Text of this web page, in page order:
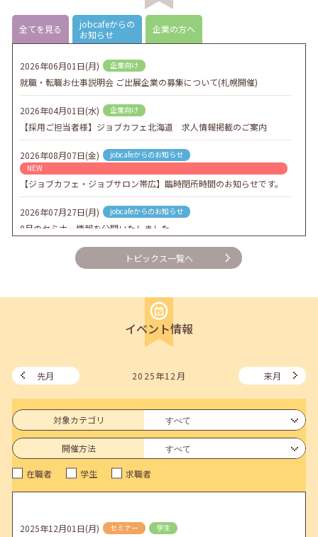
全てを見る
jobcafeからの
お知らせ
企業の方へ
2026年06月01日(月) 企業向け
就職・転職お仕事説明会 ご出展企業の募集について(札幌開催)
2026年04月01日(水) 企業向け
【採用ご担当者様】ジョブカフェ北海道 求人情報掲載のご案内
2026年08月07日(金)
jobcafeからのお知らせ
NEW
【ジョブカフェ・ジョブサロン帯広】臨時閉所時間のお知らせです。
2026年07月27日(月) jobcafeからのお知らせ
8月のセミナー情報を公開いたしました。
2026年07月01日(水) 企業向け
企業様向けセミナー「現場を巻き込む！人事のための『越境人材育
jobcafeからのお知らせ
7月のセミナー情報を公開いたしました。
メールカウンセリング、就職決定報告フォーム復旧いたしました。
2026年05月25日(月) jobcafeからのお知らせ
6月のセミナー情報を公開いたしました。
2026年05月01日(金) jobcafeからのお知らせ
連休前後（ゴールデンウィーク）のメールキャリア・アドバイス対応
についてのお知らせ
トピックス一覧へ
イベント情報
先月 2025年12月 来月
対象カテゴリ
開催方法
在職者 学生 求職者
2025年12月01日(月) セミナー 学生